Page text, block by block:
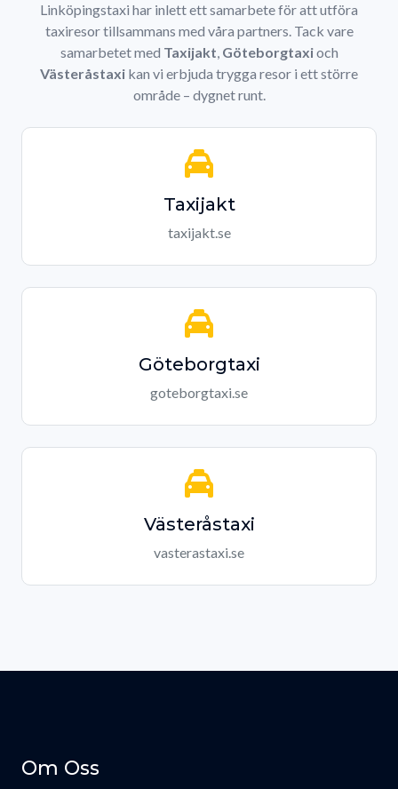
Linköpingstaxi har inlett ett samarbete för att utföra
taxiresor tillsammans med våra partners. Tack vare
samarbetet med Taxijakt, Göteborgtaxioch
Västeråstaxi kan vi erbjuda trygga resor i ett större
område – dygnet runt.
Taxijakt
taxijakt.se
Göteborgtaxi
goteborgtaxi.se
Västeråstaxi
vasterastaxi.se
Om Oss